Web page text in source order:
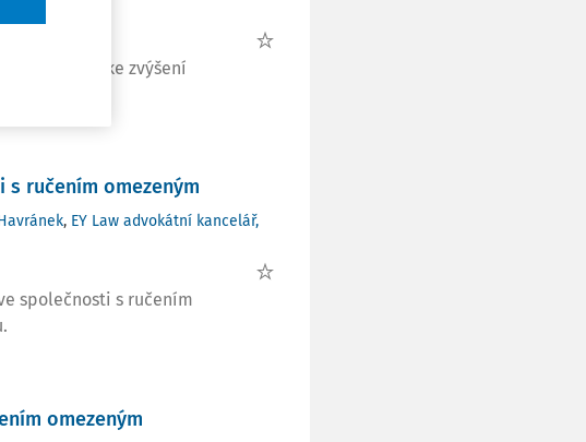
dochází ke zvýšení
ručením omezeným
, EY Law advokátní kancelář,
společnosti s ručením
omezeným